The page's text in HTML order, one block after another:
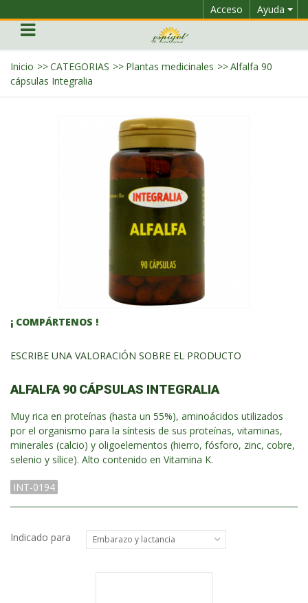
Ayuda
Acceso
Inicio >>CATEGORIAS >> Plantas medicinales >>Alfalfa 90
cápsulas Integralia
¡ COMPÁRTENOS !
ESCRIBE UNA VALORACIÓN SOBRE EL PRODUCTO
ALFALFA 90 CÁPSULAS INTEGRALIA
Muy rica en proteínas (hasta un 55%), aminoácidos utilizados
por el organismo para la síntesis de sus proteínas, vitaminas,
minerales (calcio) y oligoelementos (hierro, fósforo, zinc, cobre,
selenio y sílice). Alto contenido en Vitamina K.
INT-0194
Indicado para Embarazo y lactancia